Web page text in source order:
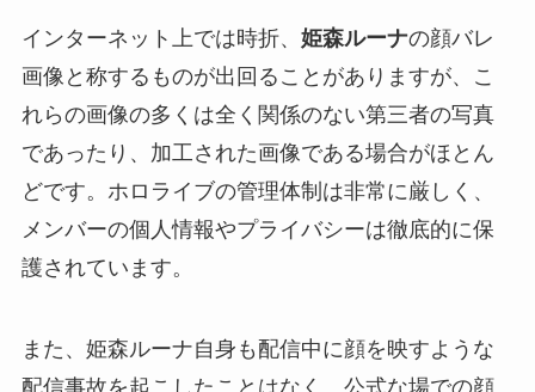
インターネット上では時折、 姫森ルーナの顔バレ
画像と称するものが出回ることがありますが、こ
れらの画像の多くは全く関係のない第三者の写真
であったり、加工された画像である場合がほとん
どです。ホロライブの管理体制は非常に厳しく、
メンバーの個人情報やプライバシーは徹底的に保
護されています。
また、姫森ルーナ自身も配信中に顔を映すような
配信事故を起こしたことはなく、公式な場での顔